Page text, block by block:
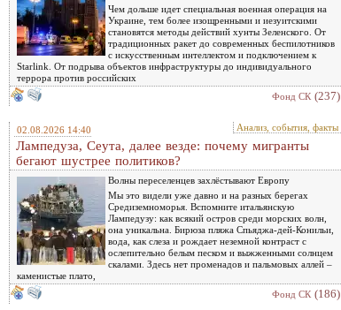
Чем дольше идет специальная военная операция на
Украине, тем более изощренными и иезуитскими
становятся методы действий хунты Зеленского. От
традиционных ракет до современных беспилотников
с искусственным интеллектом и подключением к
Starlink. От подрыва объектов инфраструктуры до индивидуального
террора против российских
Фонд СК (237)
02.08.2026 14:40 Анализ, события, факты
Лампедуза, Сеута, далее везде: почему мигранты
бегают шустрее политиков?
Волны переселенцев захлёстывают Европу
Мы это видели уже давно и на разных берегах
Средиземноморья. Вспомните итальянскую
Лампедузу: как всякий остров среди морских волн,
она уникальна. Бирюза пляжа Спьяджа-дей-Конильи,
вода, как слеза и рождает неземной контраст с
ослепительно белым песком и выжженными солнцем
скалами. Здесь нет променадов и пальмовых аллей –
каменистые плато,
Фонд СК (186)